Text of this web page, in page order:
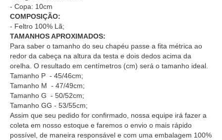
- Copa: 10cm
COMPOSIÇÃO:
- Feltro 100% Lã;
TAMANHOS APROXIMADOS:
Para saber o tamanho do seu chapéu passe a fita métrica ao
redor da cabeça na altura da testa e dois dedos acima da
orelha. O resultado em centímetros (cm) será o tamanho ideal.
Tamanho P - 45/46cm;
Tamanho M - 47/49cm;
Tamanho G - 50/52cm;
Tamanho GG - 53/55cm;
Assim que seu pedido for confirmado, nossa equipe irá fazer a
coleta em nosso estoque e faremos o envio o mais rápido
possível, de maneira responsável e com uma embalagem 100%